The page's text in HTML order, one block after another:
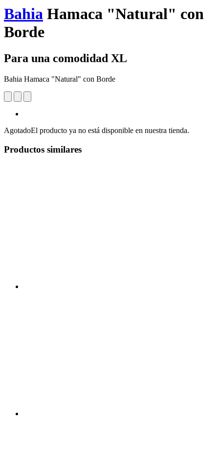
Bahia Hamaca "Natural" con
Borde
Para una comodidad XL
Bahia Hamaca "Natural" con Borde
AgotadoEl producto ya no está disponible en nuestra tienda.
Productos similares